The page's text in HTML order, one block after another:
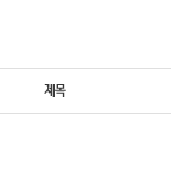
제목